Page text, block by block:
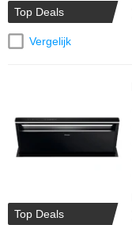
Top Deals
Vergelijk
Top Deals